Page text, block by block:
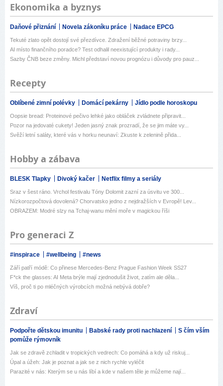
Ekonomika a byznys
Daňové přiznání Novela zákoníku práce Nadace EPCG
Tekuté zlato opět dostojí své přezdívce. Zdražení běžné potraviny brzy...
AI místo finančního poradce? Test odhalil neexistující produkty i rady...
Sazby ČNB beze změny. Michl představí novou prognózu i důvody pro pauz...
Recepty
Oblíbené zimní polévky Domácí pekárny Jídlo podle horoskopu
Oopsie bread: Proteinové pečivo lehké jako obláček zvládnete připravit...
Pozor na jedovaté cukety! Jeden jasný znak prozradí, že se jim máte vy...
Svěží letní saláty, které vás v horku neunaví: Zkuste k zelenině přida...
Hobby a zábava
BLESK Tlapky Divoký kačer Netflix filmy a seriály
Sraz v šest ráno. Vrchol festivalu Tóny Dolomit zazní za úsvitu ve 300...
Nízkorozpočtová dovolená? Chorvatsko jedno z nejdražších v Evropě! Lev...
OBRAZEM: Modré slzy na Tchaj-wanu mění moře v magickou říši
Pro generaci Z
#inspirace #wellbeing #news
Září patří módě: Co přinese Mercedes-Benz Prague Fashion Week SS27
F*ck the glasses: AI Meta brýle mají zjednodušit život, zatím ale děla...
Víš, proč ti po mléčných výrobcích možná nebývá dobře?
Zdraví
Podpořte dětskou imunitu Babské rady proti nachlazení
S čím vším
pomůže rýmovník
Jak se zdravě zchladit v tropických vedrech: Co pomáhá a kdy už riskuj...
Úpal a úžeh: Jak je poznat a jak se z nich rychle vyléčit
Parazité v nás: Kterým se u nás líbí a kde v našem těle je můžeme nají...